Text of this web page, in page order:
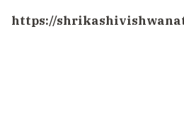
https://